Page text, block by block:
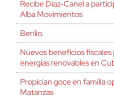
Recibe Díaz-Canel a
Alba Movimientos
Berilio.
Nuevos beneficios fiscales
energías renovables en
Propician goce en familia
Matanzas